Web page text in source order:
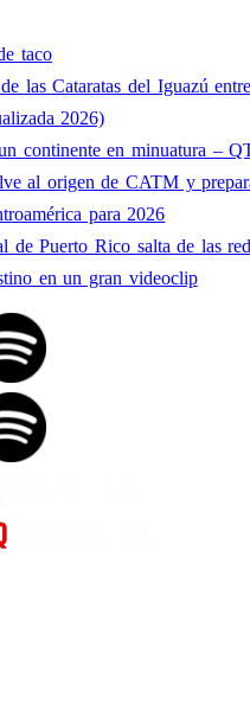
taco
las Cataratas del Iguazú
2026)
continente en minuatura –
al origen de CATM y
para 2026
de Puerto Rico salta de las
en un gran videoclip